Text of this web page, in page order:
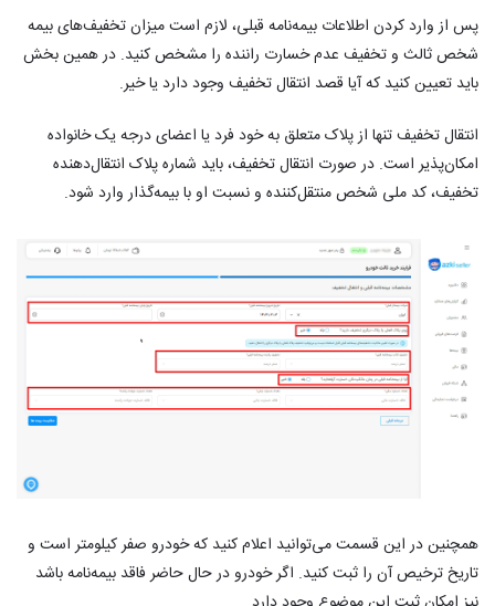
پس از وارد کردن اطلاعات بیمه‌نامه قبلی، لازم است میزان تخفیف‌های بیمه
شخص ثالث و تخفیف عدم خسارت راننده را مشخص کنید. در همین بخش
باید تعیین کنید که آیا قصد انتقال تخفیف وجود دارد یا خیر.
انتقال تخفیف تنها از پلاک متعلق به خود فرد یا اعضای درجه یک خانواده
امکان‌پذیر است. در صورت انتقال تخفیف، باید شماره پلاک انتقال‌دهنده
تخفیف، کد ملی شخص منتقل‌کننده و نسبت او با بیمه‌گذار وارد شود.
همچنین در این قسمت می‌توانید اعلام کنید که خودرو صفر کیلومتر است و
تاریخ ترخیص آن را ثبت کنید. اگر خودرو در حال حاضر فاقد بیمه‌نامه باشد